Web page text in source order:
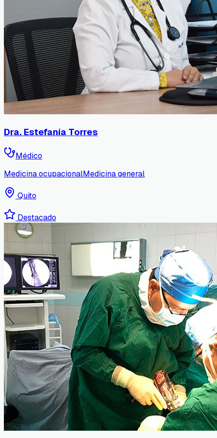
Dra. Estefanía Torres
Médico
Medicina ocupacionalMedicina general
Quito
Destacado